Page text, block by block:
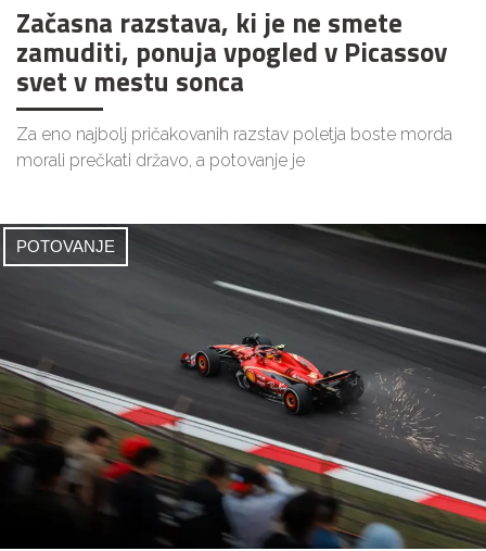
Začasna razstava, ki je ne smete
zamuditi, ponuja vpogled v Picassov
svet v mestu sonca
Za eno najbolj pričakovanih razstav poletja boste morda
morali prečkati državo, a potovanje je
POTOVANJE